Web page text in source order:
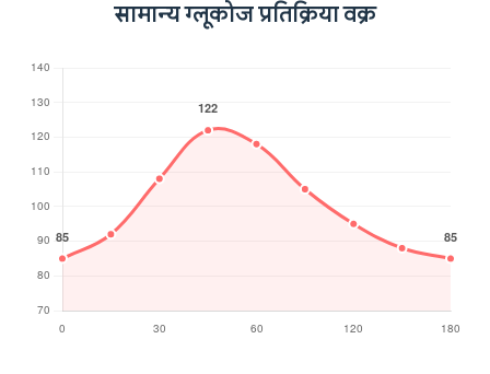
सामान्य ग्लूकोज प्रतिक्रिया वक्र